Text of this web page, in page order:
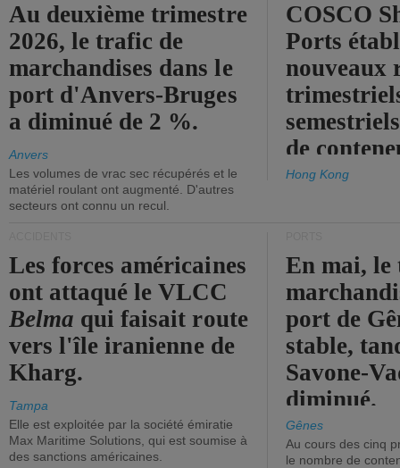
Au deuxième trimestre
2026, le trafic de
marchandises dans le
port d'Anvers-Bruges
a diminué de 2 %.
Anvers
Les volumes de vrac sec récupérés et le
matériel roulant ont augmenté. D'autres
secteurs ont connu un recul.
COSCO
Ports
nouveaux
de
Hong Kong
Les forces américaines
ont attaqué le VLCC
Belma qui faisait route
vers l'île iranienne de
Kharg.
Tampa
Elle est exploitée par la société émiratie
Max Maritime Solutions, qui est soumise à
des sanctions américaines.
En mai, le
port de
stable,
Savone-
diminué.
Gênes
Au cours des cinq
le nombre de